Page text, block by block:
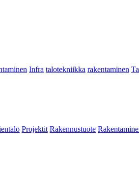
Infra talotekniikka rakentaminen
Projektit Rakennustuote